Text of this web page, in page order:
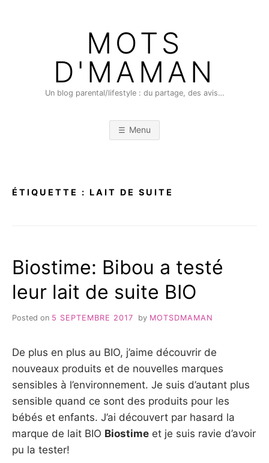
MOTS
D'MAMAN
Un blog parental/lifestyle : du partage, des avis…
Menu
ÉTIQUETTE : LAIT DE SUITE
Biostime: Bibou a testé
leur lait de suite BIO
Posted on 5 SEPTEMBRE 2017 by MOTSDMAMAN
De plus en plus au BIO, j’aime découvrir de
nouveaux produits et de nouvelles marques
sensibles à l’environnement. Je suis d’autant plus
sensible quand ce sont des produits pour les
bébés et enfants. J’ai découvert par hasard la
marque de lait BIO Biostime et je suis ravie d’avoir
pu la tester!